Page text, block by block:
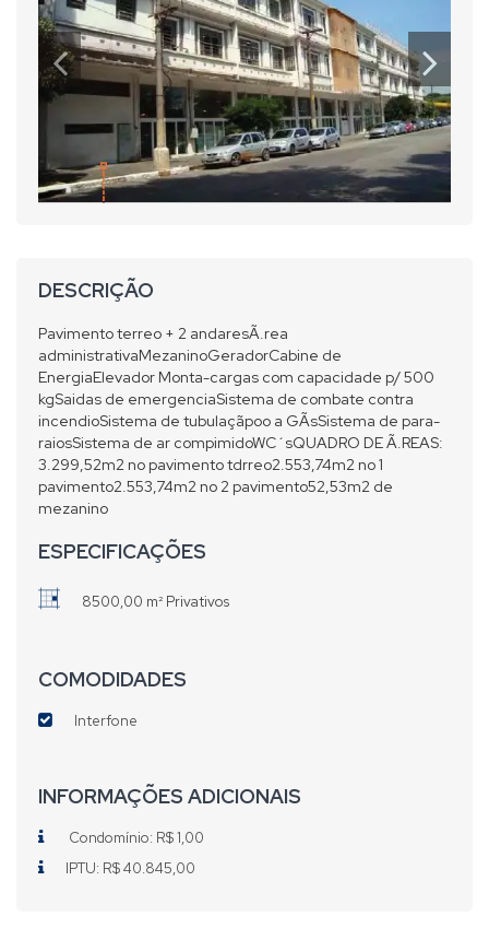
DESCRIÇÃO
Pavimento terreo + 2 andaresÃ.rea
administrativaMezaninoGeradorCabine de
EnergiaElevador Monta-cargas com capacidade p/ 500
kgSaidas de emergenciaSistema de combate contra
incendioSistema de tubulaçãpoo a GÃsSistema de para-
raiosSistema de ar compimidoWC´sQUADRO DE Ã.REAS:
3.299,52m2 no pavimento tdrreo2.553,74m2 no 1
pavimento2.553,74m2 no 2 pavimento52,53m2 de
mezanino
ESPECIFICAÇÕES
8500,00 m² Privativos
COMODIDADES
Interfone
INFORMAÇÕES ADICIONAIS
Condomínio: R$ 1,00
IPTU: R$ 40.845,00